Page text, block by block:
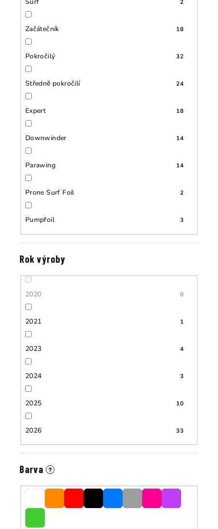
Surf 2
Začátečník 18
Pokročilý 32
Středně pokročilí 24
Expert 18
Downwinder 14
Parawing 14
Prone Surf Foil 2
Pumpfoil 3
Rok výroby
2020 0
2021 1
2023 4
2024 3
2025 10
2026 33
Barva ?